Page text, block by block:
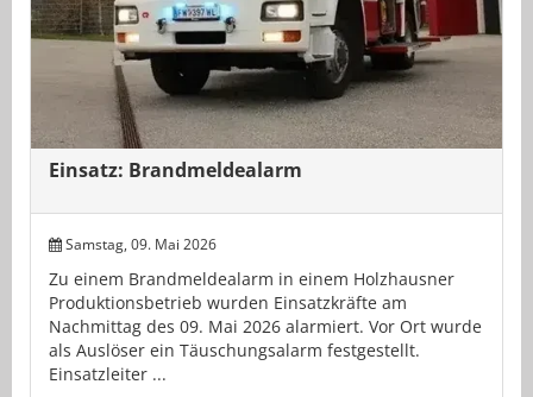
Einsatz: Brandmeldealarm
Samstag, 09. Mai 2026
Zu einem Brandmeldealarm in einem Holzhausner
Produktionsbetrieb wurden Einsatzkräfte am
Nachmittag des 09. Mai 2026 alarmiert. Vor Ort wurde
als Auslöser ein Täuschungsalarm festgestellt.
Einsatzleiter ...